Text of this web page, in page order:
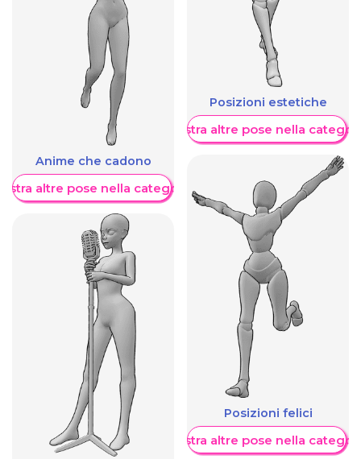
Anime che cadono
altre pose nella categoria
Posizioni estetiche
Mostra altre pose nella
Posizioni felici
Mostra altre pose nella